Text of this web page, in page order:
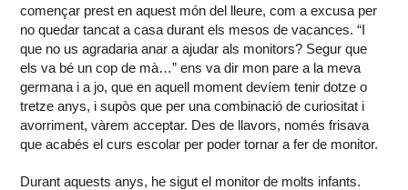
començar prest en aquest món del lleure, com a excusa per
no quedar tancat a casa durant els mesos de vacances. “I
que no us agradaria anar a ajudar als monitors? Segur que
els va bé un cop de mà…” ens va dir mon pare a la meva
germana i a jo, que en aquell moment devíem tenir dotze o
tretze anys, i supòs que per una combinació de curiositat i
avorriment, vàrem acceptar. Des de llavors, només frisava
que acabés el curs escolar per poder tornar a fer de monitor.
Durant aquests anys, he sigut el monitor de molts infants.